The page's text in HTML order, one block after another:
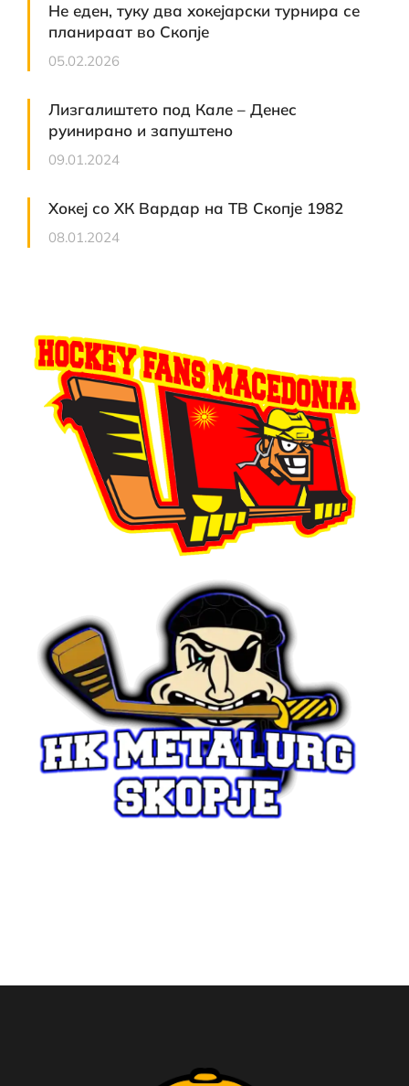
Не еден, туку два хокејарски турнира се
планираат во Скопје
05.02.2026
Лизгалиштето под Кале – Денес
руинирано и запуштено
09.01.2024
Хокеј со ХК Вардар на ТВ Скопје 1982
08.01.2024